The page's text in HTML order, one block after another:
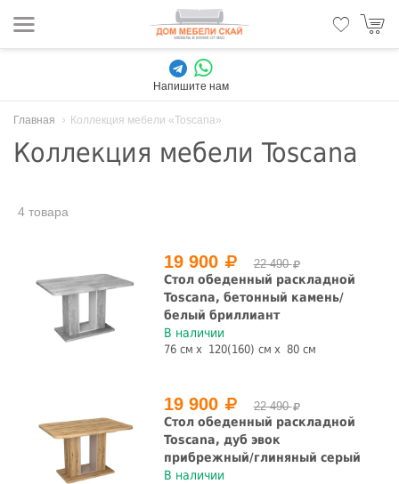
Напишите нам
Главная Коллекция мебели «Toscana»
Коллекция мебели Toscana
4 товара
19 900 22 490
Стол обеденный раскладной
Toscana, бетонный камень/
белый бриллиант
В наличии
76 см 120(160) см 80 см
19 900 22 490
Стол обеденный раскладной
Toscana, дуб эвок
прибрежный/глиняный серый
В наличии